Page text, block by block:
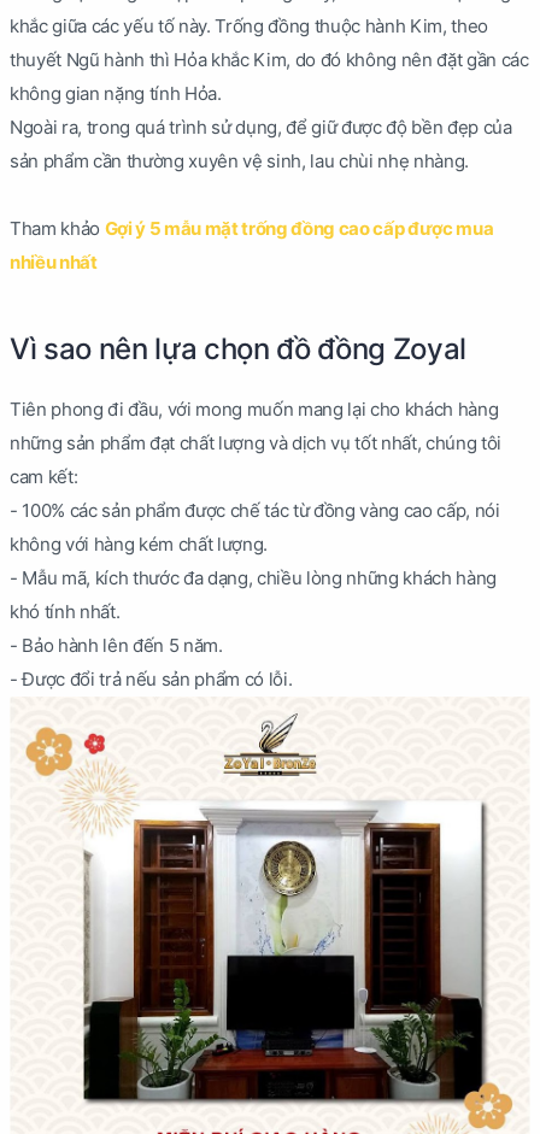
khắc giữa các yếu tố này. Trống đồng thuộc hành Kim, theo
thuyết Ngũ hành thì Hỏa khắc Kim, do đó không nên đặt gần các
không gian nặng tính Hỏa.
Ngoài ra, trong quá trình sử dụng, để giữ được độ bền đẹp của
sản phẩm cần thường xuyên vệ sinh, lau chùi nhẹ nhàng.
Tham khảo Gợi ý 5 mẫu mặt trống đồng cao cấp được mua
nhiều nhất
Vì sao nên lựa chọn đồ đồng Zoyal
Tiên phong đi đầu, với mong muốn mang lại cho khách hàng
những sản phẩm đạt chất lượng và dịch vụ tốt nhất, chúng tôi
cam kết:
- 100% các sản phẩm được chế tác từ đồng vàng cao cấp, nói
không với hàng kém chất lượng.
- Mẫu mã, kích thước đa dạng, chiều lòng những khách hàng
khó tính nhất.
- Bảo hành lên đến 5 năm.
- Được đổi trả nếu sản phẩm có lỗi.